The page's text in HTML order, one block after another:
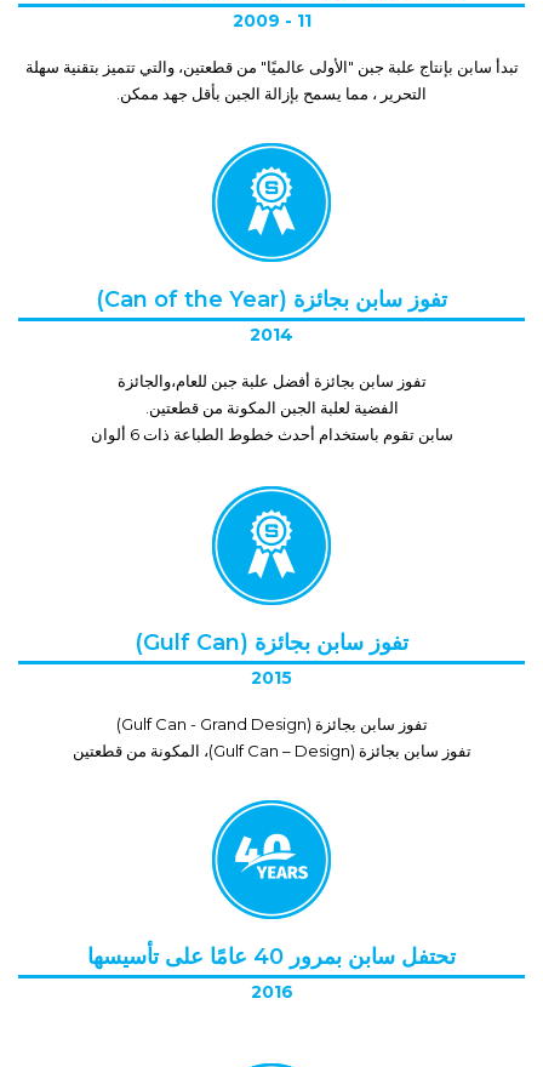
2009 - 11
تبدأ سابن بإنتاج علبة جبن "الأولى عالميًا" من قطعتين، والتي تتميز بتقنية سهلة
التحرير ، مما يسمح بإزالة الجبن بأقل جهد ممكن.
تفوز سابن بجائزة (Can of the Year)
2014
تفوز سابن بجائزة أفضل علبة جبن للعام،والجائزة
الفضية لعلبة الجبن المكونة من قطعتين.
سابن تقوم باستخدام أحدث خطوط الطباعة ذات 6 ألوان
تفوز سابن بجائزة (Gulf Can)
2015
تفوز سابن بجائزة (Gulf Can - Grand Design)
تفوز سابن بجائزة (Gulf Can – Design)، المكونة من قطعتين
تحتفل سابن بمرور 40 عامًا على تأسيسها
2016